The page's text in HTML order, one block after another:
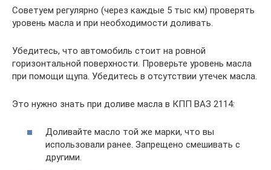
Советуем регулярно (через каждые 5 тыс км) проверять
уровень масла и при необходимости доливать.
Убедитесь, что автомобиль стоит на ровной
горизонтальной поверхности. Проверьте уровень масла
при помощи щупа. Убедитесь в отсутствии утечек масла.
Это нужно знать при доливе масла в КПП ВАЗ 2114:
Доливайте масло той же марки, что вы
использовали ранее. Запрещено смешивать с
другими.